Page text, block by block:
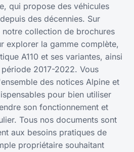
qui propose des véhicules
des décennies. Sur
collection de brochures
explorer la gamme complète,
A110 et ses variantes, ainsi
2017-2022. Vous
des notices Alpine et
pour bien utiliser
son fonctionnement et
Tous nos documents sont
aux besoins pratiques de
propriétaire souhaitant